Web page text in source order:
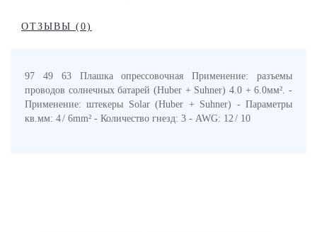
ОТЗЫВЫ (0)
97 49 63 Плашка опрессовочная Применение: разъемы
проводов солнечных батарей (Huber + Suhner) 4.0 + 6.0мм². -
Применение: штекеры Solar (Huber + Suhner) - Параметры
кв.мм: 4 / 6mm² - Количество гнезд: 3 - AWG: 12 / 10